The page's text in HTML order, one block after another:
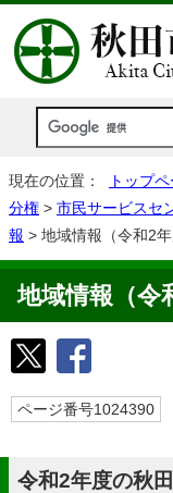
現在の位置： トップ
分権 > 市民サービスセ
報 > 地域情報（令和2年
地域情報（令
ページ番号1024390
令和2年度の秋